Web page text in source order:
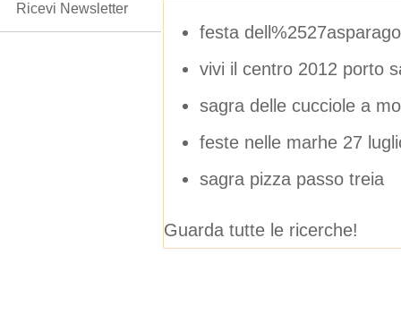
festa
vivi il centro 2012 porto
sagra delle cucciole a
feste nelle marhe 27
sagra pizza passo treia
Guarda tutte le ricerche!
Ricevi Newsletter